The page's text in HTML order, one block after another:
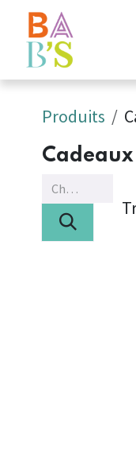
Se rendre au contenu
Produits
Cadeaux